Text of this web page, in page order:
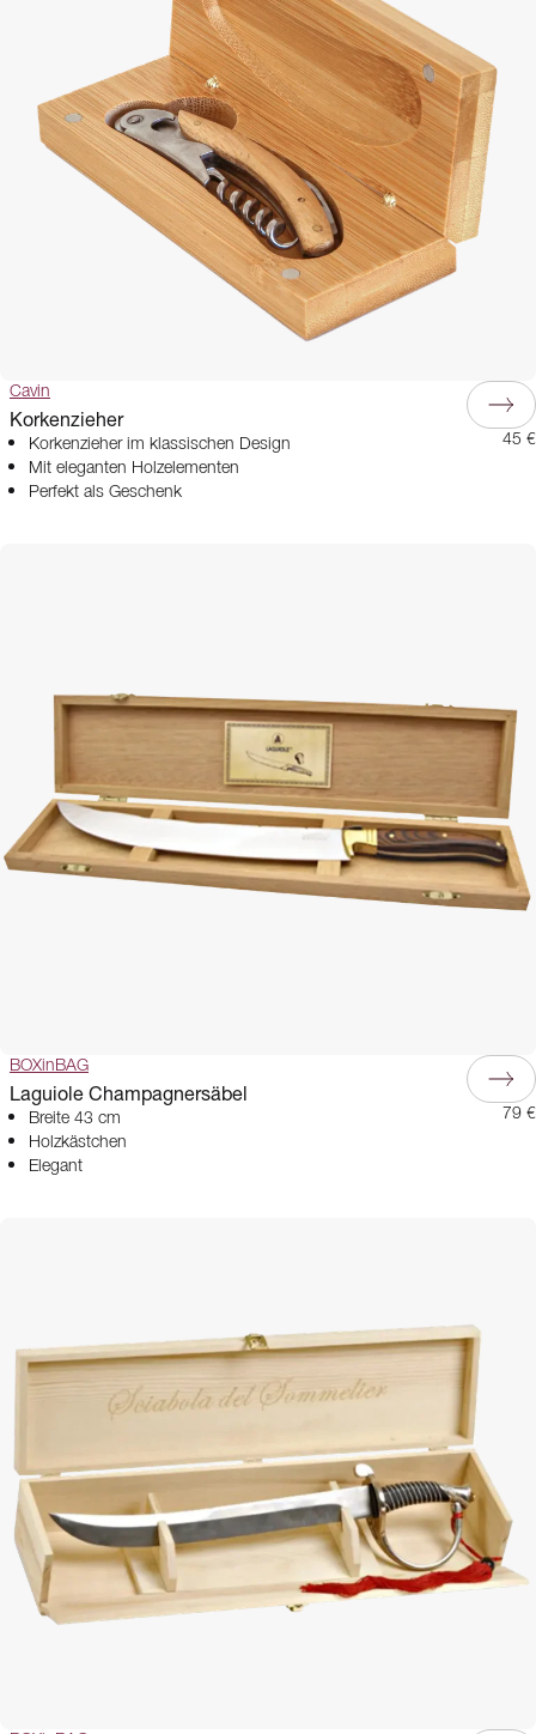
Cavin
Korkenzieher
Korkenzieher im klassischen Design
Mit eleganten Holzelementen
Perfekt als Geschenk
45 €
BOXinBAG
Laguiole Champagnersäbel
Breite 43 cm
Holzkästchen
Elegant
79 €